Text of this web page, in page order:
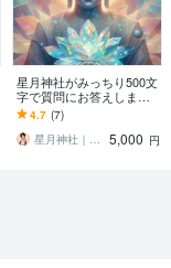
星月神社がみっちり500文
字で質問にお答えします
質問のある方はこちらの
サービスをご利用下さ
い。
4.7 (7)
星月神社｜しずく
5,000 円